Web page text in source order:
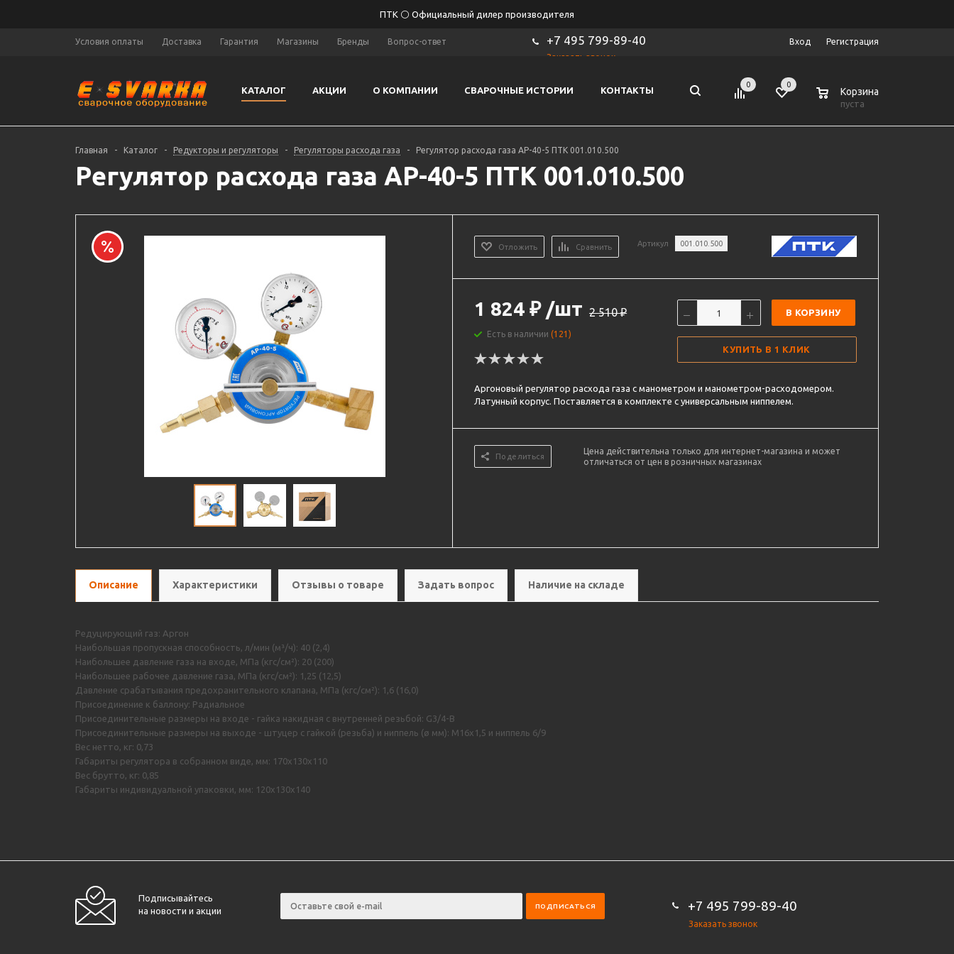
ПТК ⚪ Официальный дилер производителя
Условия оплаты Доставка Гарантия Магазины Бренды Вопрос-ответ +7 495 799-89-40
Заказать звонок
Вход Регистрация
КАТАЛОГ АКЦИИ О КОМПАНИИ СВАРОЧНЫЕ ИСТОРИИ КОНТАКТЫ
0 0
Корзина
пуста
Главная - Каталог - Редукторы и регуляторы - Регуляторы расхода газа - Регулятор расхода газа АР-40-5 ПТК 001.010.500
Регулятор расхода газа АР-40-5 ПТК 001.010.500
Отложить Сравнить Артикул 001.010.500
1 824 ₽ /шт 2 510₽
Есть в наличии(121)
В КОРЗИНУ
КУПИТЬ В 1 КЛИК
Аргоновый регулятор расхода газа с манометром и манометром-расходомером.
Латунный корпус. Поставляется в комплекте с универсальным ниппелем.
Поделиться
Цена действительна только для интернет-магазина и может
отличаться от цен в розничных магазинах
Описание Характеристики Отзывы о товаре Задать вопрос Наличие на складе
Редуцирующий газ: Аргон
Наибольшая пропускная способность, л/мин (м³/ч): 40 (2,4)
Наибольшее давление газа на входе, МПа (кгс/см²): 20 (200)
Наибольшее рабочее давление газа, МПа (кгс/см²): 1,25 (12,5)
Давление срабатывания предохранительного клапана, МПа (кгс/см²): 1,6 (16,0)
Присоединение к баллону: Радиальное
Присоединительные размеры на входе - гайка накидная с внутренней резьбой: G3/4-B
Присоединительные размеры на выходе - штуцер с гайкой (резьба) и ниппель (ø мм): M16х1,5 и ниппель 6/9
Вес нетто, кг: 0,73
Габариты регулятора в собранном виде, мм: 170х130х110
Вес брутто, кг: 0,85
Габариты индивидуальной упаковки, мм: 120х130х140
Подписывайтесь
на новости и акции
+7 495 799-89-40
Заказать звонок